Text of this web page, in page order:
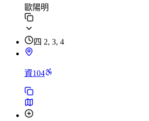
歐陽明
四 2, 3, 4
資104